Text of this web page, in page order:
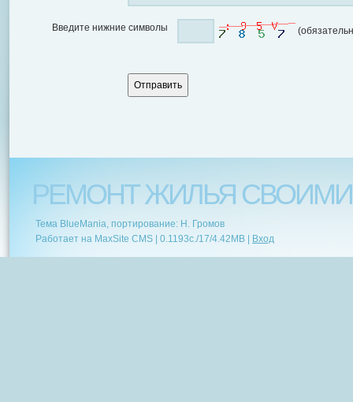
Введите нижние символы
РЕМОНТ ЖИЛЬЯ
Тема BlueMania, портирование: Н. Громов
Работает на MaxSite CMS | 0.1193c. /17/4.42MB | Вход